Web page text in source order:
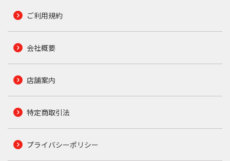
ご利用規約
会社概要
店舗案内
特定商取引法
プライバシーポリシー